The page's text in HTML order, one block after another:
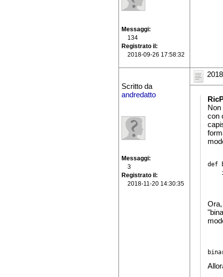
Messaggi
134
Registrato il
2018-09-26 17:58:32
Scritto da
andredatto
Messaggi
3
Registrato il
2018-11-20 14:30:35
con
def